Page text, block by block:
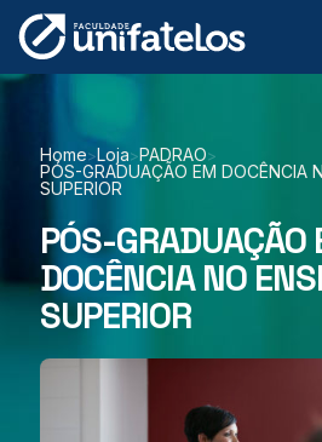
Home>Loja>PADRAO>
PÓS-GRADUAÇÃO EM DOCÊNCIA
SUPERIOR
PÓS-GRADUAÇÃO
DOCÊNCIA NO
SUPERIOR